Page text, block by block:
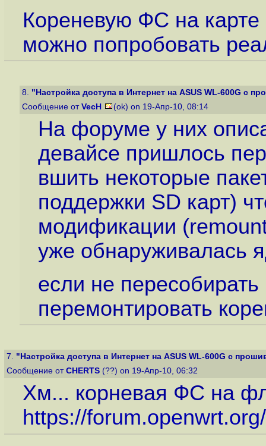
Кореневую ФС на
можно попробовать
8. "Настройка доступа в Интернет на ASUS WL-600G с
Сообщение от VecH (ok) on 19-Апр-10, 08:14
На форуме у них
девайсе пришлось
вшить некоторые
поддержки SD карт)
модификации
уже обнаруживалась
если не
перемонтировать
7. "Настройка доступа в Интернет на ASUS WL-600G с
Сообщение от CHERTS (??) on 19-Апр-10, 06:32
Хм... корневая ФС на
https://